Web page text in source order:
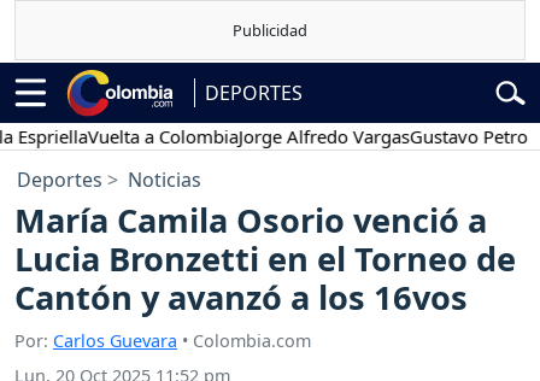
DEPORTES
Vuelta a ColombiaJorge Alfredo VargasGustavo Petro
Deportes Noticias
María Camila Osorio venció a
Lucia Bronzetti en el Torneo de
Cantón y avanzó a los 16vos
Por: Carlos Guevara • Colombia.com
Lun, 20 Oct 2025 11:52 pm